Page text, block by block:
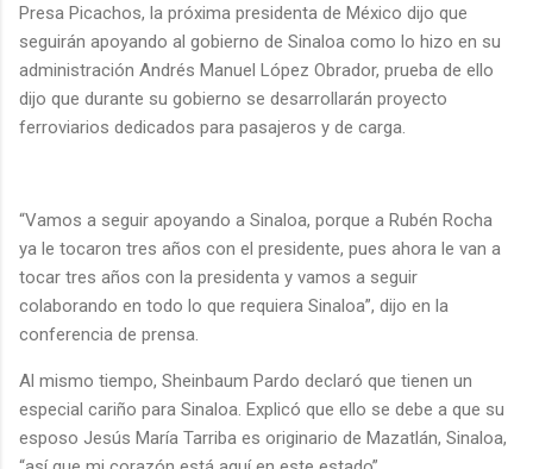
Presa Picachos, la próxima presidenta de México dijo que
seguirán apoyando al gobierno de Sinaloa como lo hizo en su
administración Andrés Manuel López Obrador, prueba de ello
dijo que durante su gobierno se desarrollarán proyecto
ferroviarios dedicados para pasajeros y de carga.
“Vamos a seguir apoyando a Sinaloa, porque a Rubén Rocha
ya le tocaron tres años con el presidente, pues ahora le van a
tocar tres años con la presidenta y vamos a seguir
colaborando en todo lo que requiera Sinaloa”, dijo en la
conferencia de prensa.
Al mismo tiempo, Sheinbaum Pardo declaró que tienen un
especial cariño para Sinaloa. Explicó que ello se debe a que su
esposo Jesús María Tarriba es originario de Mazatlán, Sinaloa,